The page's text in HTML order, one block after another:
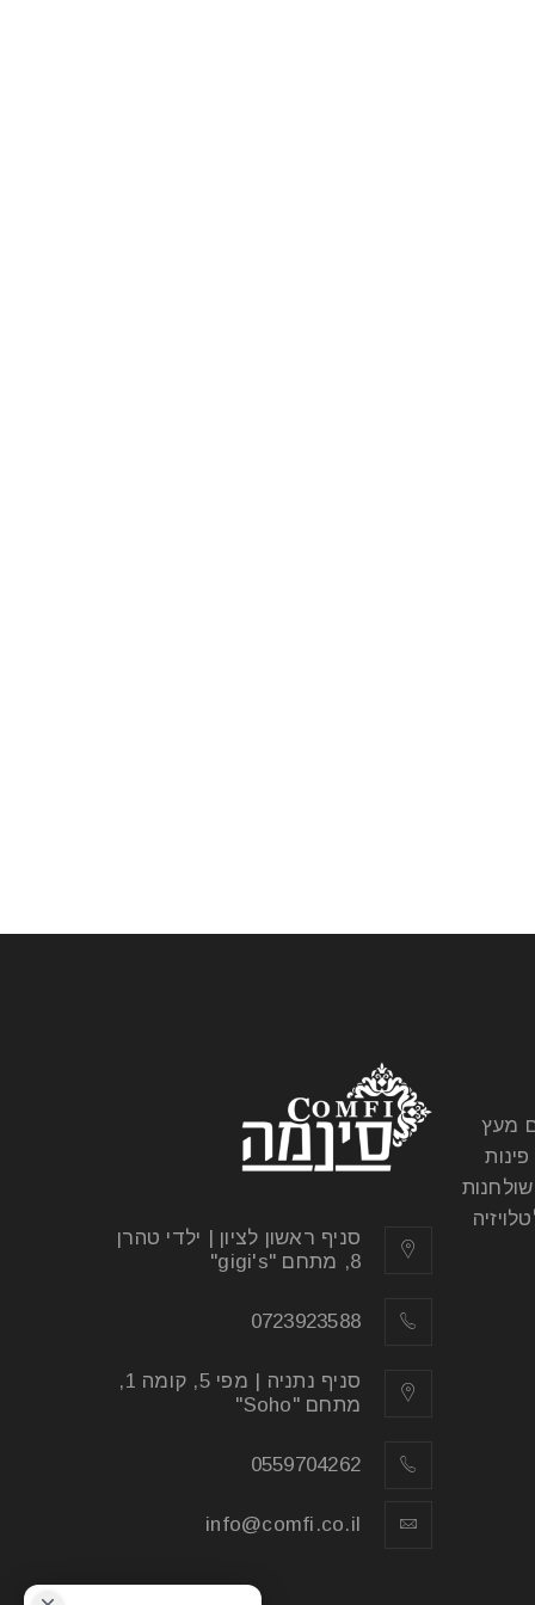
סניף ראשון לציון | ילדי טהרן
8, מתחם "gigi's"
0723923588
סניף נתניה | מפי 5, קומה 1,
מתחם "Soho"
0559704262
info@comfi.co.il
מעץ